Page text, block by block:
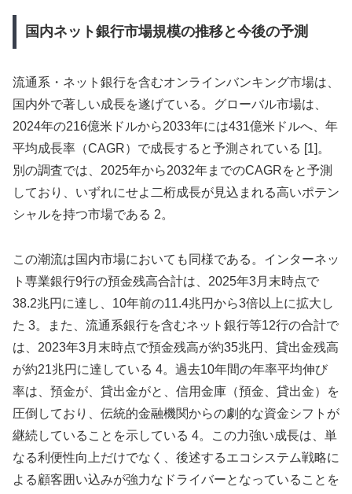
国内ネット銀行市場規模の推移と今後の予測
流通系・ネット銀行を含むオンラインバンキング市場は、
国内外で著しい成長を遂げている。グローバル市場は、
2024年の216億米ドルから2033年には431億米ドルへ、年
平均成長率（CAGR）で成長すると予測されている [1]。
別の調査では、2025年から2032年までのCAGRをと予測
しており、いずれにせよ二桁成長が見込まれる高いポテン
シャルを持つ市場である 2。
この潮流は国内市場においても同様である。インターネッ
ト専業銀行9行の預金残高合計は、2025年3月末時点で
38.2兆円に達し、10年前の11.4兆円から3倍以上に拡大し
た 3。また、流通系銀行を含むネット銀行等12行の合計で
は、2023年3月末時点で預金残高が約35兆円、貸出金残高
が約21兆円に達している 4。過去10年間の年率平均伸び
率は、預金が、貸出金がと、信用金庫（預金、貸出金）を
圧倒しており、伝統的金融機関からの劇的な資金シフトが
継続していることを示している 4。この力強い成長は、単
なる利便性向上だけでなく、後述するエコシステム戦略に
よる顧客囲い込みが強力なドライバーとなっていることを